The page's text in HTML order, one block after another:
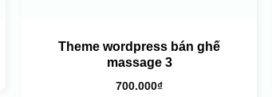
Theme wordpress bán ghế
massage 3
700.000₫